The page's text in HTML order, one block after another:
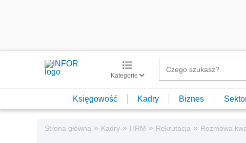
Kategorie
Księgowość Kadry Biznes
Strona główna » Kadry » HRM » Rekrutacja » Rozmowa